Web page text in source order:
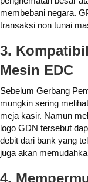
membebani negara.
transaksi non tunai
3.
Mesin EDC
Sebelum Gerbang
mungkin sering
meja kasir. Namun
logo GDN tersebut
debit dari bank yang
juga akan
4.